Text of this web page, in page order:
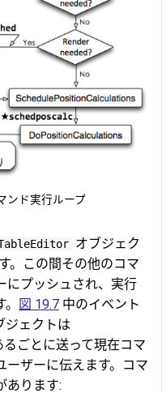
ンド実行ループ
オブジェク
。この間その他のコマ
にプッシュされ、実行
図 19.7 中のイベント
ジェクトは
ごとに送って現在コマ
ーザーに伝えます。コマ
あります: